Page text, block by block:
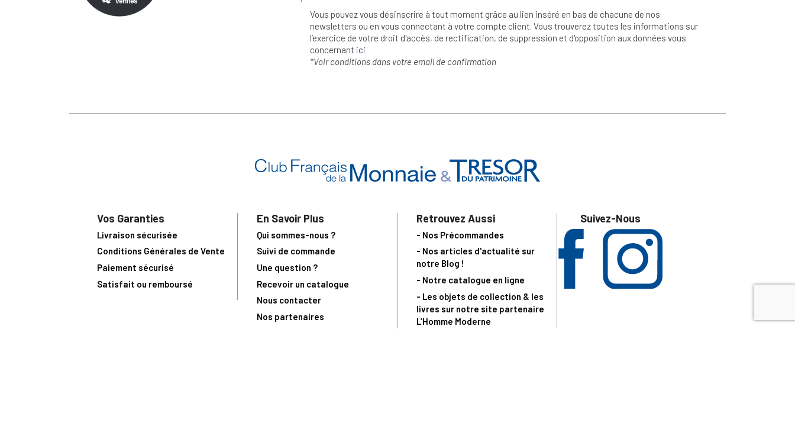
Vous pouvez vous désinscrire à tout moment grâce au lien inséré en bas de chacune de nos
newsletters ou en vous connectant à votre compte client. Vous trouverez toutes les informations sur
l’exercice de votre droit d'accès, de rectification, de suppression et d'opposition aux données vous
concernant ici
*Voir conditions dans votre email de confirmation
Vos Garanties
Livraison sécurisée
Conditions Générales de Vente
Paiement sécurisé
Satisfait ou remboursé
En Savoir Plus
Qui sommes-nous ?
Suivi de commande
Une question ?
Recevoir un catalogue
Nous contacter
Nos partenaires
Retrouvez Aussi
- Nos Précommandes
- Nos articles d'actualité sur
notre Blog !
- Notre catalogue en ligne
- Les objets de collection & les
livres sur notre site partenaire
L’Homme Moderne
Suivez-Nous